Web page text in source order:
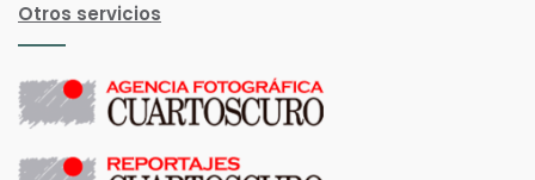
Otros servicios